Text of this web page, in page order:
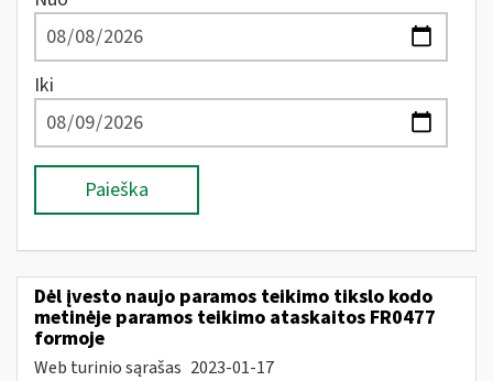
Iki
Paieška
Dėl įvesto naujo paramos teikimo tikslo kodo
metinėje paramos teikimo ataskaitos FR0477
formoje
Web turinio sąrašas 2023-01-17